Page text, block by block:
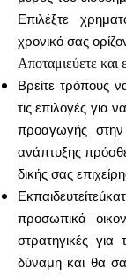
Επιλέξτε
χρονικό σας
Αποταμιεύετε και
Βρείτε τρόπους
τις επιλογές για
προαγωγής
ανάπτυξης
δικής σας
προσωπικά
στρατηγικές
δύναμη και θα